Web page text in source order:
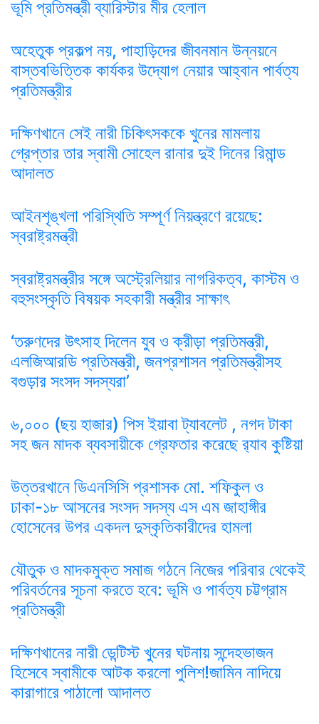
ভূমি প্রতিমন্ত্রী ব্যারিস্টার মীর হেলাল
অহেতুক প্রকল্প নয়, পাহাড়িদের জীবনমান উন্নয়নে
বাস্তবভিত্তিক কার্যকর উদ্যোগ নেয়ার আহ্বান পার্বত্য
প্রতিমন্ত্রীর
দক্ষিণখানে সেই নারী চিকিৎসককে খুনের মামলায়
গ্রেপ্তার তার স্বামী সোহেল রানার দুই দিনের রিমান্ড
আদালত
আইনশৃঙ্খলা পরিস্থিতি সম্পূর্ণ নিয়ন্ত্রণে রয়েছে:
স্বরাষ্ট্রমন্ত্রী
স্বরাষ্ট্রমন্ত্রীর সঙ্গে অস্ট্রেলিয়ার নাগরিকত্ব, কাস্টম ও
বহুসংস্কৃতি বিষয়ক সহকারী মন্ত্রীর সাক্ষাৎ
‘তরুণদের উৎসাহ দিলেন যুব ও ক্রীড়া প্রতিমন্ত্রী,
এলজিআরডি প্রতিমন্ত্রী, জনপ্রশাসন প্রতিমন্ত্রীসহ
বগুড়ার সংসদ সদস্যরা’
৬,০০০ (ছয় হাজার) পিস ইয়াবা ট্যাবলেট , নগদ টাকা
সহ জন মাদক ব্যবসায়ীকে গ্রেফতার করেছে র‌্যাব কুষ্টিয়া
উত্তরখানে ডিএনসিসি প্রশাসক মো. শফিকুল ও
ঢাকা-১৮ আসনের সংসদ সদস্য এস এম জাহাঙ্গীর
হোসেনের উপর একদল দুস্কৃতিকারীদের হামলা
যৌতুক ও মাদকমুক্ত সমাজ গঠনে নিজের পরিবার থেকেই
পরিবর্তনের সূচনা করতে হবে: ভূমি ও পার্বত্য চট্টগ্রাম
প্রতিমন্ত্রী
দক্ষিণখানের নারী ডেন্টিস্ট খুনের ঘটনায় সন্দেহভাজন
হিসেবে স্বামীকে আটক করলো পুলিশ!জামিন নাদিয়ে
কারাগারে পাঠালো আদালত